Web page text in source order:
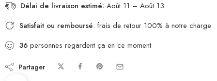
Délai de livraison estimé: Août 11 – Août 13
Satisfait ou remboursé: frais de retour 100% à notre charge
36 personnes regardent ça en ce moment
Partager